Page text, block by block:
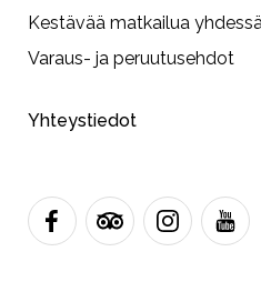
Kestävää matkailua
Varaus- ja peruutusehdot
Yhteystiedot